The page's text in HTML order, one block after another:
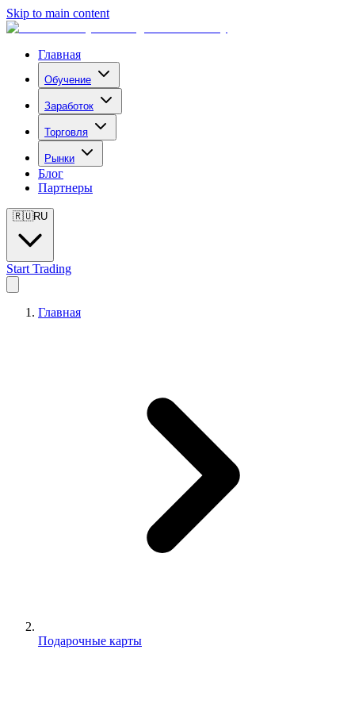
Skip to main content
Главная
Обучение
Заработок
Торговля
Рынки
Блог
Партнеры
🇷🇺RU
Start Trading
Главная
Подарочные карты